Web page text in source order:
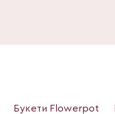
Букети Flowerpot